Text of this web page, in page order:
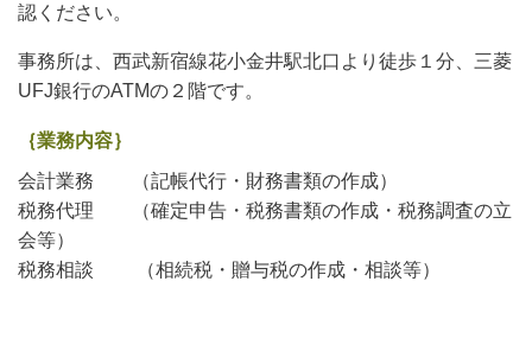
認ください。
事務所は、西武新宿線花小金井駅北口より徒歩１分、三菱
UFJ銀行のATMの２階です。
｛業務内容｝
会計業務 （記帳代行・財務書類の作成）
税務代理 （確定申告・税務書類の作成・税務調査の立
会等）
税務相談 （相続税・贈与税の作成・相談等）